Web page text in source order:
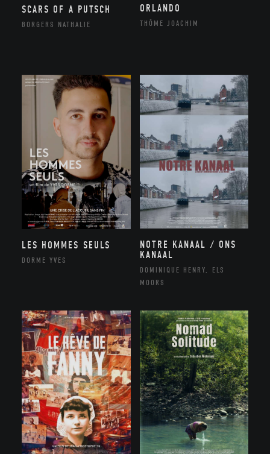
SCARS OF A PUTSCH
BORGERS NATHALIE
ORLANDO
THÔME JOACHIM
LES HOMMES SEULS
DORME YVES
NOTRE KANAAL / ONS
KANAAL
DOMINIQUE HENRY, ELS
MOORS